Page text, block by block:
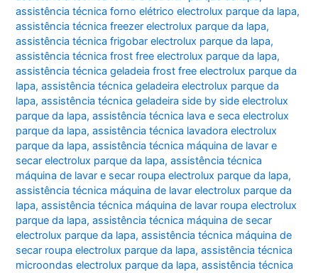
assistência técnica forno elétrico electrolux parque da lapa,
assistência técnica freezer electrolux parque da lapa,
assistência técnica frigobar electrolux parque da lapa,
assistência técnica frost free electrolux parque da lapa,
assistência técnica geladeia frost free electrolux parque da
lapa,assistência técnica geladeira electrolux parque da
lapa,assistência técnica geladeira side by side electrolux
parque da lapa,assistência técnica lava e seca electrolux
parque da lapa,assistência técnica lavadora electrolux
parque da lapa,assistência técnica máquina de lavar e
secar electrolux parque da lapa,assistência técnica
máquina de lavar e secar roupa electrolux parque da lapa,
assistência técnica máquina de lavar electrolux parque da
lapa,assistência técnica máquina de lavar roupa electrolux
parque da lapa,assistência técnica máquina de secar
electrolux parque da lapa,assistência técnica máquina de
secar roupa electrolux parque da lapa,assistência técnica
microondas electrolux parque da lapa,assistência técnica